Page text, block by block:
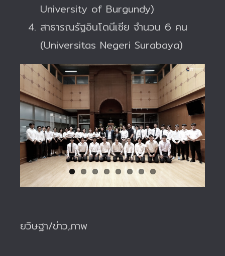
University of Burgundy)
สาธารณรัฐอินโดนีเซีย จำนวน 6 คน
(Universitas Negeri Surabaya)
ยวิษฐา/ข่าว,ภาพ